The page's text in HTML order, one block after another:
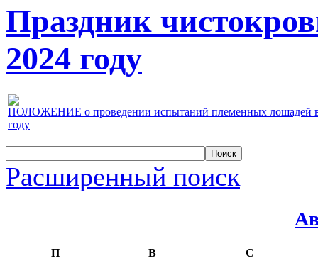
Праздник
2024 году
ПОЛОЖЕНИЕ о проведении испытаний племенных лошадей
году
Расширенный поиск
П В С